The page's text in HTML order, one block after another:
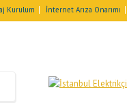
Kurulum İnternet Arıza Onarımı